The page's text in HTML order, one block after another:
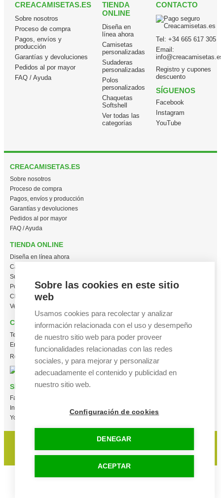
Sobre las cookies en este sitio
web
Usamos cookies para recolectar y analizar
información relacionada con el uso y desempeño
de nuestro sitio web para poder proveer
funcionalidades relacionadas con las redes
sociales, y para mejorar y personalizar
adecuadamente el contenido y publicidad en
nuestro sitio web.
Configuración de cookies
DENEGAR
ACEPTAR
CREACAMISETAS.ES
Sobre nosotros
Proceso de compra
Pagos, envíos y
producción
Garantías y devoluciones
Pedidos al por mayor
FAQ / Ayuda
TIENDA
ONLINE
Diseña en
línea ahora
Camisetas
personalizadas
Sudaderas
personalizadas
Polos
personalizados
Chaquetas
Softshell
Ver todas las
categorías
CONTACTO
Tel: +34 665 617 305
Email:
Registro y cupones
descuento
SÍGUENOS
Facebook
Instagram
YouTube
CREACAMISETAS.ES
Sobre nosotros
Proceso de compra
Pagos, envíos y producción
Garantías y devoluciones
Pedidos al por mayor
FAQ / Ayuda
TIENDA ONLINE
Diseña en línea ahora
Camisetas personalizadas
Sudaderas personalizadas
Polos personalizados
Chaquetas Softshell
Ver todas las categorías
CONTACTO
Tel:
+34 665 617 305
Email:
info@creacamisetas.es
Registro y cupones descuento
SÍGUENOS
Facebook
Instagram
YouTube
Política de privacidad |